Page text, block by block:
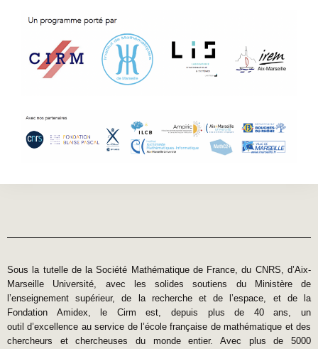
Sous la tutelle de la Société Mathématique de France, du CNRS, d’Aix-
Marseille Université, avec les solides soutiens du Ministère de
l’enseignement supérieur, de la recherche et de l’espace, et de la
Fondation Amidex, le Cirm est, depuis plus de 40 ans, un
outil d’excellence au service de l’école française de mathématique et des
chercheurs et chercheuses du monde entier. Avec plus de 5000